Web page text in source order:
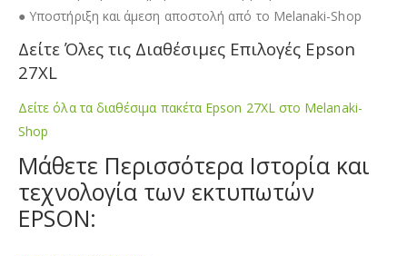
● Υποστήριξη και άμεση αποστολή από το Melanaki-Shop
Δείτε Όλες τις Διαθέσιμες Επιλογές Epson
27XL
Δείτε όλα τα διαθέσιμα πακέτα Epson 27XL στο Melanaki-
Shop
Μάθετε Περισσότερα Ιστορία και
τεχνολογία των εκτυπωτών
EPSON: